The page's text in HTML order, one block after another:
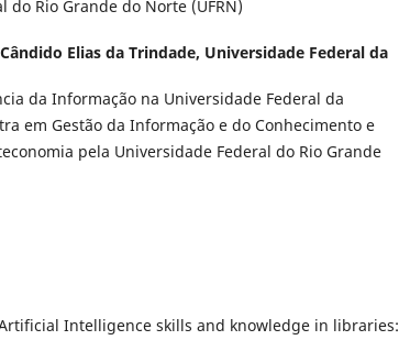
do Rio Grande do Norte (UFRN)
Elias da Trindade, Universidade Federal da
da Informação na Universidade Federal da
em Gestão da Informação e do Conhecimento e
pela Universidade Federal do Rio Grande
Artificial Intelligence skills and knowledge in libraries: